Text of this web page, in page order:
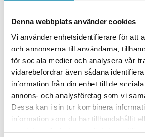
Denna webbplats använder cookies
Vi använder enhetsidentifierare för att
och annonserna till användarna,
för sociala medier och analysera vår
vidarebefordrar även sådana
information från din enhet till de
annons- och analysföretag som vi
Dessa kan i sin tur kombinera
information som du har tillhandahållit